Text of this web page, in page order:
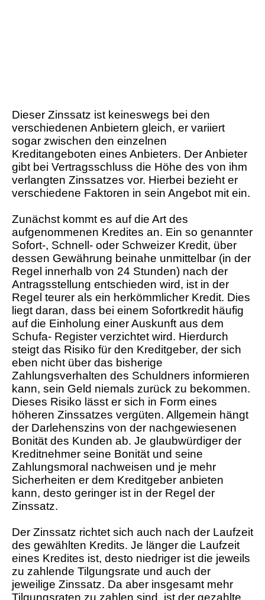
Dieser Zinssatz ist keineswegs bei den
verschiedenen Anbietern gleich, er variiert
sogar zwischen den einzelnen
Kreditangeboten eines Anbieters. Der Anbieter
gibt bei Vertragsschluss die Höhe des von ihm
verlangten Zinssatzes vor. Hierbei bezieht er
verschiedene Faktoren in sein Angebot mit ein.
Zunächst kommt es auf die Art des
aufgenommenen Kredites an. Ein so genannter
Sofort-, Schnell- oder Schweizer Kredit, über
dessen Gewährung beinahe unmittelbar (in der
Regel innerhalb von 24 Stunden) nach der
Antragsstellung entschieden wird, ist in der
Regel teurer als ein herkömmlicher Kredit. Dies
liegt daran, dass bei einem Sofortkredit häufig
auf die Einholung einer Auskunft aus dem
Schufa- Register verzichtet wird. Hierdurch
steigt das Risiko für den Kreditgeber, der sich
eben nicht über das bisherige
Zahlungsverhalten des Schuldners informieren
kann, sein Geld niemals zurück zu bekommen.
Dieses Risiko lässt er sich in Form eines
höheren Zinssatzes vergüten. Allgemein hängt
der Darlehenszins von der nachgewiesenen
Bonität des Kunden ab. Je glaubwürdiger der
Kreditnehmer seine Bonität und seine
Zahlungsmoral nachweisen und je mehr
Sicherheiten er dem Kreditgeber anbieten
kann, desto geringer ist in der Regel der
Zinssatz.
Der Zinssatz richtet sich auch nach der Laufzeit
des gewählten Kredits. Je länger die Laufzeit
eines Kredites ist, desto niedriger ist die jeweils
zu zahlende Tilgungsrate und auch der
jeweilige Zinssatz. Da aber insgesamt mehr